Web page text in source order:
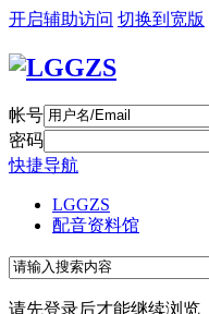
开启辅助访问 切换到宽版
帐号
密码
快捷导航
LGGZS
配音资料馆
请先登录后才能继续浏览